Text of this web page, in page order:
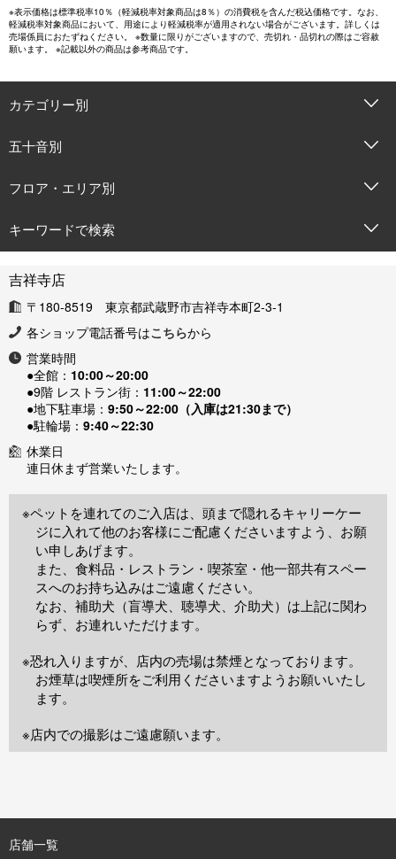
※表示価格は標準税率10％（軽減税率対象商品は8％）の消費税を含んだ税込価格です。なお、
軽減税率対象商品において、用途により軽減税率が適用されない場合がございます。詳しくは
売場係員におたずねください。 ※数量に限りがございますので、売切れ・品切れの際はご容赦
願います。 ※記載以外の商品は参考商品です。
カテゴリー別
五十音別
フロア・エリア別
キーワードで検索
吉祥寺店
〒180-8519 東京都武蔵野市吉祥寺本町2-3-1
各ショップ電話番号はこちらから
営業時間
●全館： 10:00～20:00
●9階 レストラン街： 11:00～22:00
●地下駐車場： 9:50～22:00（入庫は21:30まで）
●駐輪場： 9:40～22:30
休業日
連日休まず営業いたします。
※ペットを連れてのご入店は、頭まで隠れるキャリーケー
ジに入れて他のお客様にご配慮くださいますよう、お願
い申しあげます。
また、食料品・レストラン・喫茶室・他一部共有スペー
スへのお持ち込みはご遠慮ください。
なお、補助犬（盲導犬、聴導犬、介助犬）は上記に関わ
らず、お連れいただけます。
※恐れ入りますが、店内の売場は禁煙となっております。
お煙草は喫煙所をご利用くださいますようお願いいたし
ます。
※店内での撮影はご遠慮願います。
店舗一覧